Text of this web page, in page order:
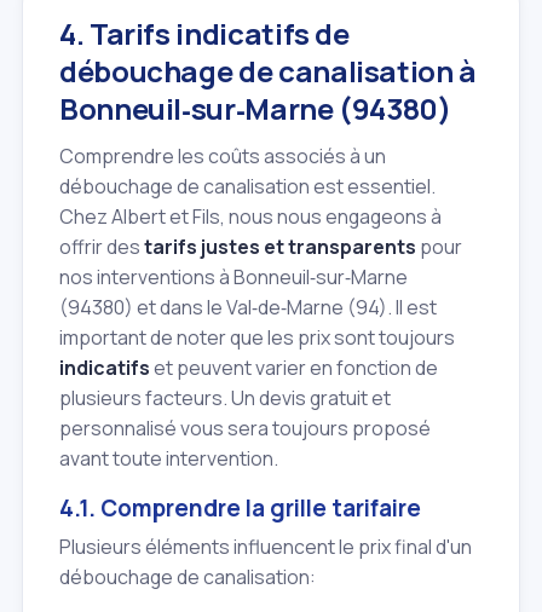
4. Tarifs indicatifs de
débouchage de canalisation à
Bonneuil‑sur‑Marne (94380)
Comprendre les coûts associés à un
débouchage de canalisation est essentiel.
Chez Albert et Fils, nous nous engageons à
offrir destarifs justes et transparents pour
nos interventions à Bonneuil‑sur‑Marne
(94380) et dans le Val‑de‑Marne (94). Il est
important de noter que les prix sont toujours
indicatifset peuvent varier en fonction de
plusieurs facteurs. Un devis gratuit et
personnalisé vous sera toujours proposé
avant toute intervention.
4.1. Comprendre la grille tarifaire
Plusieurs éléments influencent le prix final d'un
débouchage de canalisation: